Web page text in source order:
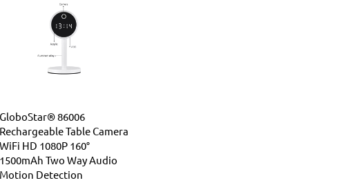
GloboStar® 86006
Rechargeable Table Camera
WiFi HD 1080P 160°
1500mAh Two Way Audio
Motion Detection